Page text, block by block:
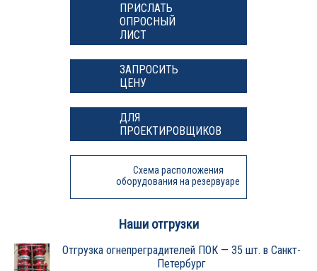
ПРИСЛАТЬ
ОПРОСНЫЙ
ЛИСТ
ЗАПРОСИТЬ
ЦЕНУ
ДЛЯ
ПРОЕКТИРОВЩИКОВ
Схема расположения
оборудования на резервуаре
Наши отгрузки
Отгрузка огнепреградителей ПОК — 35 шт. в Санкт-
Петербург